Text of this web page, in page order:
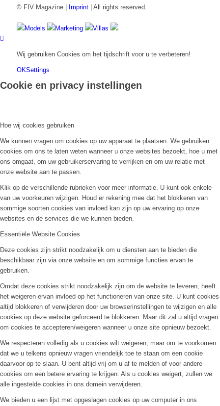
© FIV Magazine | Imprint| All rights reserved.
Models Marketing Villas
Wij gebruiken Cookies om het tijdschrift voor u te verbeteren!
OKSettings
Cookie en privacy instellingen
Hoe wij cookies gebruiken
We kunnen vragen om cookies op uw apparaat te plaatsen. We gebruiken
cookies om ons te laten weten wanneer u onze websites bezoekt, hoe u met
ons omgaat, om uw gebruikerservaring te verrijken en om uw relatie met
onze website aan te passen.
Klik op de verschillende rubrieken voor meer informatie. U kunt ook enkele
van uw voorkeuren wijzigen. Houd er rekening mee dat het blokkeren van
sommige soorten cookies van invloed kan zijn op uw ervaring op onze
websites en de services die we kunnen bieden.
Essentiële Website Cookies
Deze cookies zijn strikt noodzakelijk om u diensten aan te bieden die
beschikbaar zijn via onze website en om sommige functies ervan te
gebruiken.
Omdat deze cookies strikt noodzakelijk zijn om de website te leveren, heeft
het weigeren ervan invloed op het functioneren van onze site. U kunt cookies
altijd blokkeren of verwijderen door uw browserinstellingen te wijzigen en alle
cookies op deze website geforceerd te blokkeren. Maar dit zal u altijd vragen
om cookies te accepteren/weigeren wanneer u onze site opnieuw bezoekt.
We respecteren volledig als u cookies wilt weigeren, maar om te voorkomen
dat we u telkens opnieuw vragen vriendelijk toe te staan om een cookie
daarvoor op te slaan. U bent altijd vrij om u af te melden of voor andere
cookies om een betere ervaring te krijgen. Als u cookies weigert, zullen we
alle ingestelde cookies in ons domein verwijderen.
We bieden u een lijst met opgeslagen cookies op uw computer in ons